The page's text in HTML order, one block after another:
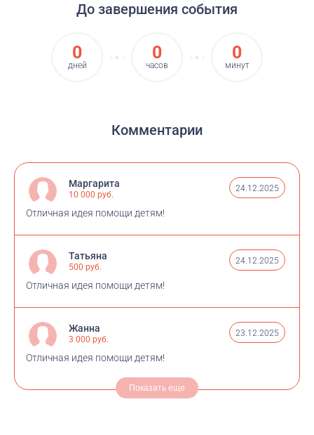
До завершения события
0
дней
0
часов
0
минут
Комментарии
Маргарита
10 000 руб.
24.12.2025
Отличная идея помощи детям!
Татьяна
500 руб.
24.12.2025
Отличная идея помощи детям!
Жанна
3 000 руб.
23.12.2025
Отличная идея помощи детям!
Показать еще